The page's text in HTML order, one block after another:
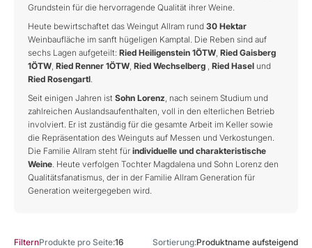
Grundstein für die hervorragende Qualität ihrer Weine.
Heute bewirtschaftet das Weingut Allram rund 30 Hektar
Weinbaufläche im sanft hügeligen Kamptal. Die Reben sind auf
sechs Lagen aufgeteilt: Ried Heiligenstein 1ÖTW, Ried Gaisberg
1ÖTW, Ried Renner 1ÖTW, Ried Wechselberg , Ried Hasel und
Ried Rosengartl.
Seit einigen Jahren ist Sohn Lorenz, nach seinem Studium und
zahlreichen Auslandsaufenthalten, voll in den elterlichen Betrieb
involviert. Er ist zuständig für die gesamte Arbeit im Keller sowie
die Repräsentation des Weinguts auf Messen und Verkostungen.
Die Familie Allram steht für individuelle und charakteristische
Weine. Heute verfolgen Tochter Magdalena und Sohn Lorenz den
Qualitätsfanatismus, der in der Familie Allram Generation für
Generation weitergegeben wird.
FilternProdukte pro Seite 16 Sortierung Produktname aufsteigend